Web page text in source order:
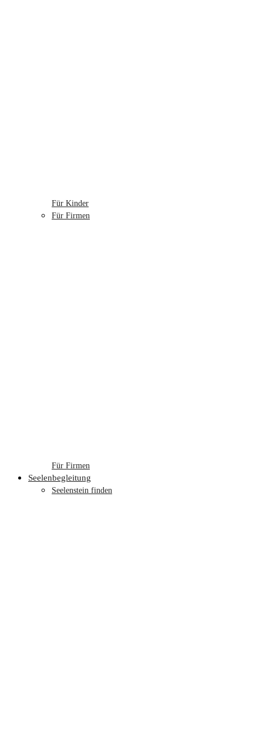
Für Kinder
Für Firmen
Für Firmen
Seelenbegleitung
Seelenstein finden